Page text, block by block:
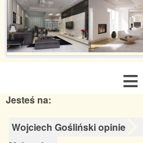
≡
Jesteś na:
Wojciech Gośliński opinie